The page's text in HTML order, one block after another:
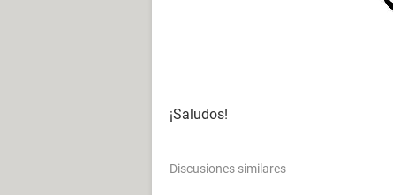
¡Saludos!
Discusiones similares